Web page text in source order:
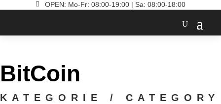
 OPEN: Mo-Fr: 08:00-19:00 | Sa: 08:00-18:00
BitCoin
KATEGORIE / CATEGORY